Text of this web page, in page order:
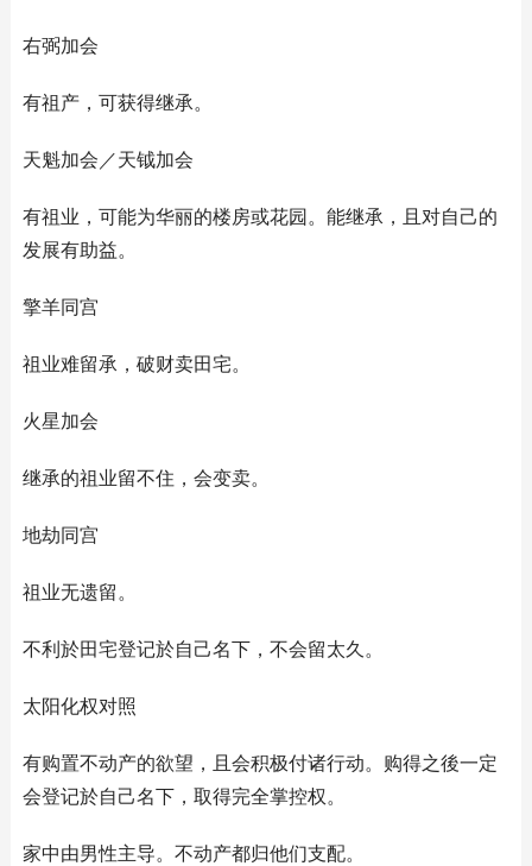
右弼加会
有祖产，可获得继承。
天魁加会／天钺加会
有祖业，可能为华丽的楼房或花园。能继承，且对自己的
发展有助益。
擎羊同宫
祖业难留承，破财卖田宅。
火星加会
继承的祖业留不住，会变卖。
地劫同宫
祖业无遗留。
不利於田宅登记於自己名下，不会留太久。
太阳化权对照
有购置不动产的欲望，且会积极付诸行动。购得之後一定
会登记於自己名下，取得完全掌控权。
家中由男性主导。不动产都归他们支配。